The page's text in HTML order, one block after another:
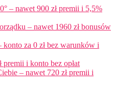
– nawet 900 zł premii i 5,5%
– nawet 1960 zł bonusów
za 0 zł bez warunków i
premii i konto bez opłat
– nawet 720 zł premii i